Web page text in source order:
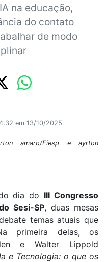
na educação,
do contato
de modo
em 13/10/2025
amaro/Fiesp e ayrton
dia do III Congresso
Sesi-SP, duas mesas
temas atuais que
primeira delas, os
e Walter Lippold
e Tecnologia: o que os